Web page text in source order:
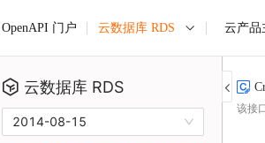
OpenAPI 门户 云数据库 RDS 云产品
云数据库 RDS
2014-08-15
该接